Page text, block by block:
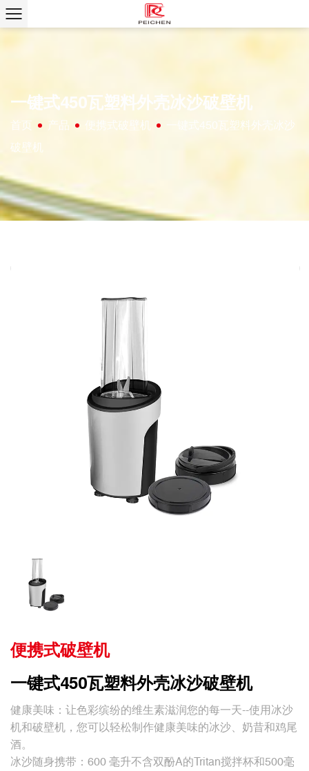
一键式450瓦塑料外壳冰沙破壁机
首页 / 产品 / 便携式破壁机 /
一键式450瓦塑料外壳冰沙
破壁机
便携式破壁机
一键式450瓦塑料外壳冰沙破壁机
健康美味：让色彩缤纷的维生素滋润您的每一天--使用冰沙
机和破壁机，您可以轻松制作健康美味的冰沙、奶昔和鸡尾
酒。
冰沙随身携带：600 毫升不含双酚A的Tritan搅拌杯和500毫